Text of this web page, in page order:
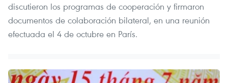
discutieron los programas de cooperación y firmaron
documentos de colaboración bilateral, en una reunión
efectuada el 4 de octubre en París.